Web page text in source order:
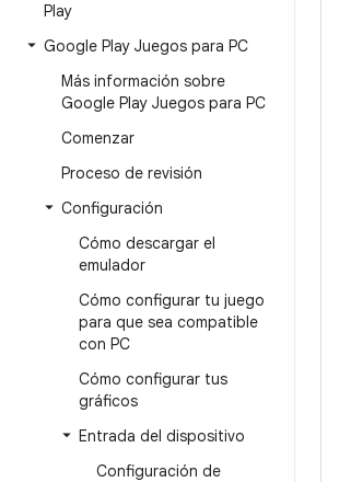
Play
Google Play Juegos para PC
Más información sobre
Google Play Juegos para PC
Comenzar
Proceso de revisión
Configuración
Cómo descargar el
emulador
Cómo configurar tu juego
para que sea compatible
con PC
Cómo configurar tus
gráficos
Entrada del dispositivo
Configuración de